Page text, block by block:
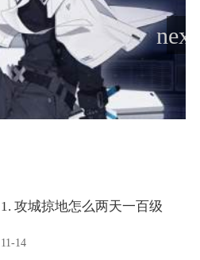
1. 攻城掠地怎么两天一百级
11-14